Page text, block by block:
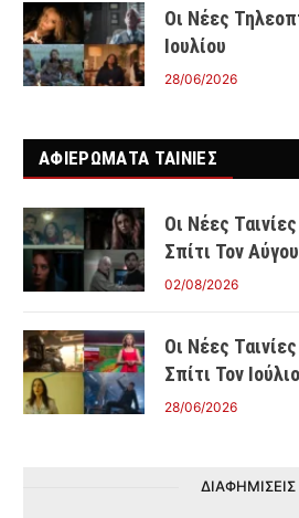
Οι Νέες
Ιουλίου
28/06/2026
ΑΦΙΕΡΩΜΑΤΑ ΤΑΙΝΊΕΣ
Οι Νέες
Σπίτι Τον
02/08/2026
Οι Νέες
Σπίτι Τον Ιούλιο
28/06/2026
ΔΙΑΦΗΜΙΣΕΙΣ